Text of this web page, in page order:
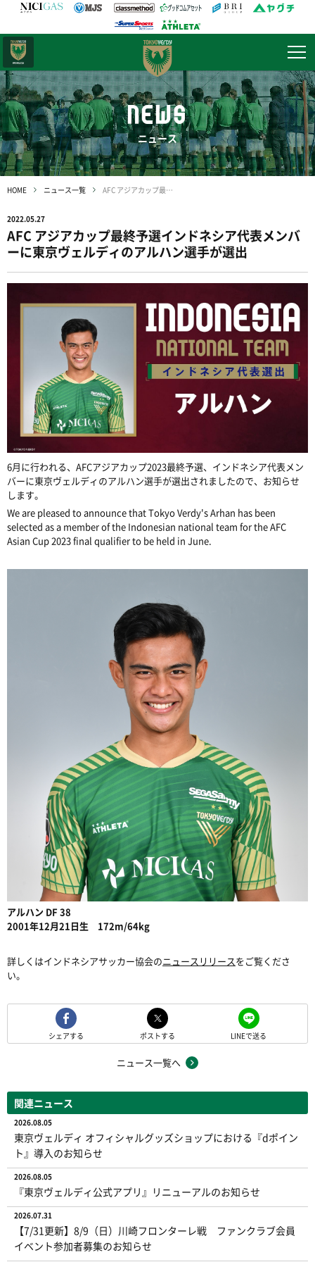
NEWS
ニュース
HOME ニュース一覧 AFC アジアカップ最終予選インドネシア代表メンバーに東京ヴェルディのアルハン選手が選出
2022.05.27
AFC アジアカップ最終予選インドネシア代表メンバ
ーに東京ヴェルディのアルハン選手が選出
6月に行われる、AFCアジアカップ2023最終予選、インドネシア代表メン
バーに東京ヴェルディのアルハン選手が選出されましたので、お知らせ
します。
We are pleased to announce that Tokyo Verdy's Arhan has been
selected as a member of the Indonesian national team for the AFC
Asian Cup 2023 final qualifier to be held in June.
アルハン DF 38
2001年12月21日生 172m/64kg
詳しくはインドネシアサッカー協会のニュースリリースをご覧くださ
い。
シェアする ポストする LINEで送る
ニュース一覧へ
関連ニュース
2026.08.05
東京ヴェルディ オフィシャルグッズショップにおける『dポイン
ト』導入のお知らせ
2026.08.05
『東京ヴェルディ公式アプリ』リニューアルのお知らせ
2026.07.31
【7/31更新】8/9（日）川崎フロンターレ戦 ファンクラブ会員
イベント参加者募集のお知らせ